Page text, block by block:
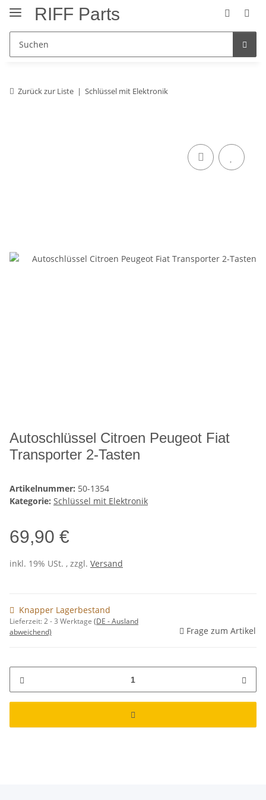
RIFF Parts
Zurück zur Liste Schlüssel mit Elektronik
Autoschlüssel Citroen Peugeot Fiat
Transporter 2-Tasten
Artikelnummer: 50-1354
Kategorie: Schlüssel mit Elektronik
69,90 €
inkl. 19% USt. , zzgl. Versand
Knapper Lagerbestand
Lieferzeit:2 - 3 Werktage (DE - Ausland
abweichend)
Frage zum Artikel